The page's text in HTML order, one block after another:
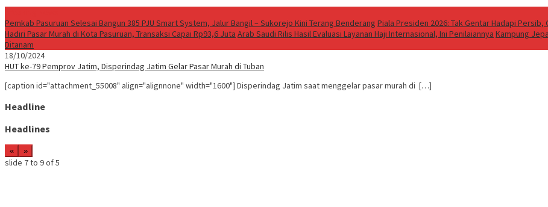
Pemkab Pasuruan Selesai Bangun 385 PJU Smart System, Jalur Bangil – Sukorejo Kini Terang Benderang Piala Presiden 2026: Tak Gentar Hadapi
Hadiri Pasar Murah di Kota Pasuruan, Transaksi Capai Rp93,6 Juta Arab Saudi Rilis Hasil Evaluasi Layanan Haji Internasional, Ini Penilaiannya Kampung
Ditanam
18/10/2024
HUT ke-79 Pemprov Jatim, Disperindag Jatim Gelar Pasar Murah di Tuban
[caption id="attachment_55008" align="alignnone" width="1600"] Disperindag Jatim saat menggelar pasar murah di […]
Headline
Headlines
« »
slide 7 to 9of 5